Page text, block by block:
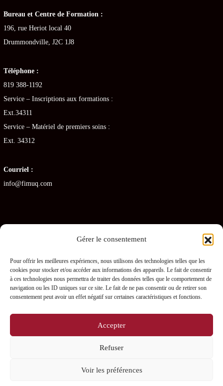
Gérer le consentement
Pour offrir les meilleures expériences, nous utilisons des technologies telles que les
cookies pour stocker et/ou accéder aux informations des appareils. Le fait de consentir
à ces technologies nous permettra de traiter des données telles que le comportement de
navigation ou les ID uniques sur ce site. Le fait de ne pas consentir ou de retirer son
consentement peut avoir un effet négatif sur certaines caractéristiques et fonctions.
Accepter
Refuser
Voir les préférences
Bureau et Centre de Formation :
196, rue Heriot local 40
Drummondville, J2C 1J8
Téléphone :
819 388-1192
Service – Inscriptions aux formations :
Ext.34311
Service – Matériel de premiers soins :
Ext. 34312
Courriel :
info@fimuq.com
Articles récents
Combiner la RCR et la PDSB : une formation gagnante pour les CHSLD
Premiers soins en RPA : quelles sont les obligations pour les gestionnaires ?
Prévenir les blessures chez les préposés – L’importance des PDSB